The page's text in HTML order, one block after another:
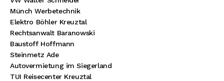
Münch Werbetechnik
Elektro Böhler Kreuztal
Rechtsanwalt Baranowski
Baustoff Hoffmann
Steinmetz Ade
Autovermietung im Siegerland
TUI Reisecenter Kreuztal